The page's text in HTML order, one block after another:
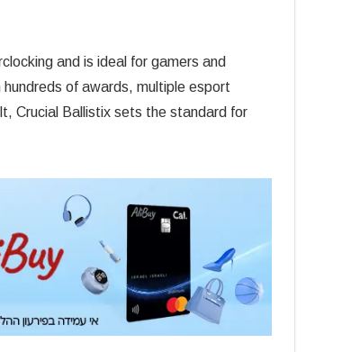
and is ideal for gamers and
of awards, multiple esport
Crucial Ballistix sets the standard for